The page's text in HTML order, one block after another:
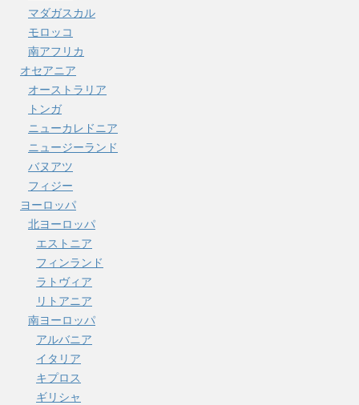
マダガスカル
モロッコ
南アフリカ
オセアニア
オーストラリア
トンガ
ニューカレドニア
ニュージーランド
バヌアツ
フィジー
ヨーロッパ
北ヨーロッパ
エストニア
フィンランド
ラトヴィア
リトアニア
南ヨーロッパ
アルバニア
イタリア
キプロス
ギリシャ